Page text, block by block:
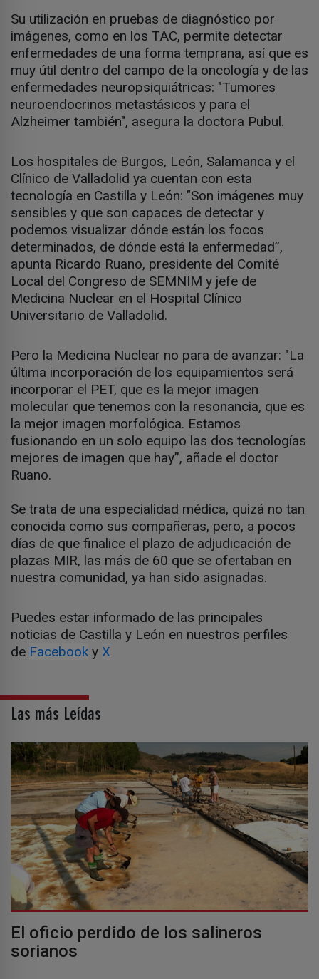
Su utilización en pruebas de diagnóstico por
imágenes, como en los TAC, permite detectar
enfermedades de una forma temprana, así que es
muy útil dentro del campo de la oncología y de las
enfermedades neuropsiquiátricas: "Tumores
neuroendocrinos metastásicos y para el
Alzheimer también", asegura la doctora Pubul.
Los hospitales de Burgos, León, Salamanca y el
Clínico de Valladolid ya cuentan con esta
tecnología en Castilla y León: "Son imágenes muy
sensibles y que son capaces de detectar y
podemos visualizar dónde están los focos
determinados, de dónde está la enfermedad”,
apunta Ricardo Ruano, presidente del Comité
Local del Congreso de SEMNIM y jefe de
Medicina Nuclear en el Hospital Clínico
Universitario de Valladolid.
Pero la Medicina Nuclear no para de avanzar: "La
última incorporación de los equipamientos será
incorporar el PET, que es la mejor imagen
molecular que tenemos con la resonancia, que es
la mejor imagen morfológica. Estamos
fusionando en un solo equipo las dos tecnologías
mejores de imagen que hay”, añade el doctor
Ruano.
Se trata de una especialidad médica, quizá no tan
conocida como sus compañeras, pero, a pocos
días de que finalice el plazo de adjudicación de
plazas MIR, las más de 60 que se ofertaban en
nuestra comunidad, ya han sido asignadas.
Puedes estar informado de las principales
noticias de Castilla y León en nuestros perfiles
de Facebook y X
Las más Leídas
El oficio perdido de los salineros
sorianos